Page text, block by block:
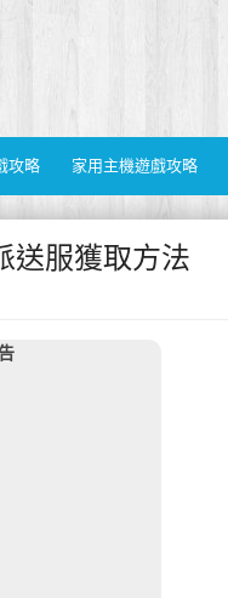
攻略 家用主機遊戲攻略
送服獲取方法